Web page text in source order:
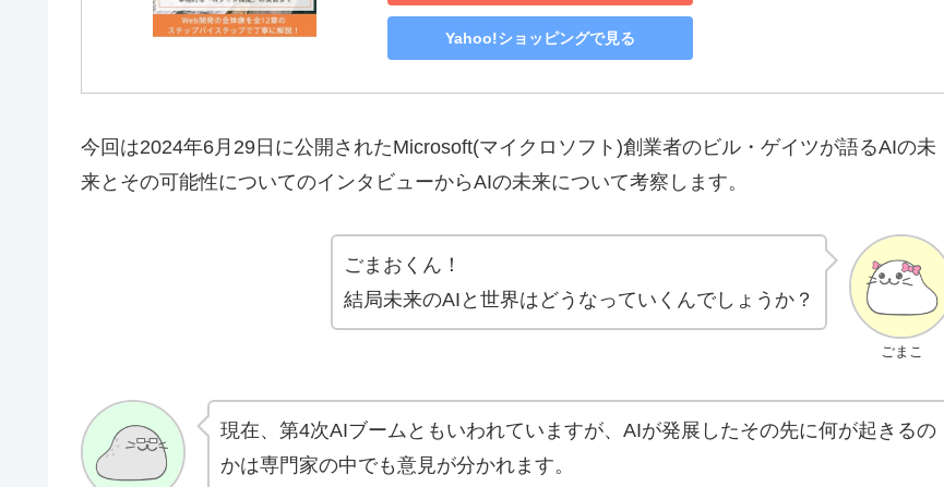
Yahoo!ショッピングで見る
今回は2024年6月29日に公開されたMicrosoft(マイクロソフト)創業者のビル・ゲイツが語るAIの未
来とその可能性についてのインタビューからAIの未来について考察します。
ごまこ
ごまおくん！
結局未来のAIと世界はどうなっていくんでしょうか？
現在、第4次AIブームともいわれていますが、AIが発展したその先に何が起きるの
かは専門家の中でも意見が分かれます。